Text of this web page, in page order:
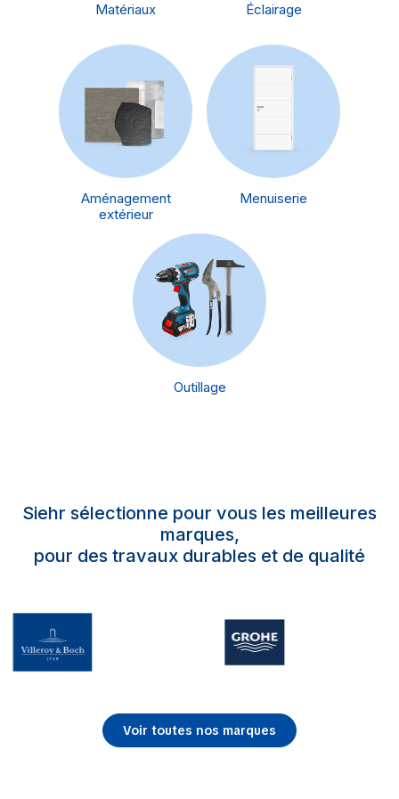
Matériaux Éclairage
Aménagement
extérieur
Menuiserie
Outillage
Siehr sélectionne pour vous les meilleures
marques,
pour des travaux durables et de qualité
Voir toutes nos marques